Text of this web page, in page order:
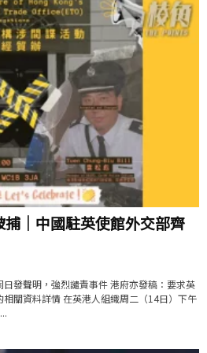
｜中國駐英使館外交部齊
發聲明，強烈譴責事件 港府亦發稿：要求英
關資料詳情 在英港人組織周二（14日）下午